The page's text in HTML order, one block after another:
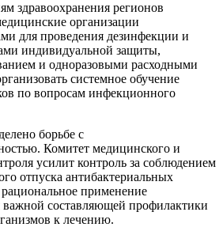
здравоохранения регионов
организации
для проведения дезинфекции и
индивидуальной защиты,
и одноразовыми расходными
системное обучение
по вопросам инфекционного
борьбе с
Комитет медицинского и
усилит контроль за соблюдением
отпуска антибактериальных
применение
важной составляющей профилактики
к лечению.